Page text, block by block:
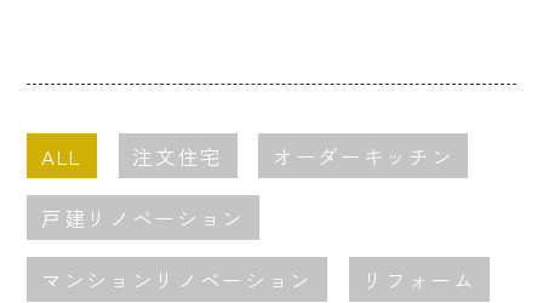
ALL 注文住宅 オーダーキッチン
戸建リノベーション
マンションリノベーション リフォーム